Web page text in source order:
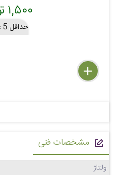
۱,۵۰۰ تومان
حداقل 5 عدد
delete
remove
add
مشخصات فنی
ولتاژ